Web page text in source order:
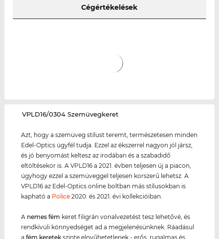
Cégértékelések
‌VPLD16/0304 Szemüvegkeret
Azt, hogy a szemüveg stílust teremt, természetesen minden
Edel-Optics ügyfél tudja. Ezzel az ékszerrel nagyon jól jársz,
és jó benyomást keltesz az irodában és a szabadidő
eltöltésekor is. A VPLD16 a 2021. évben teljesen új a piacon,
úgyhogy ezzel a szemüveggel teljesen korszerű lehetsz. A
VPLD16 az Edel-Optics online boltban más stílusokban is
kapható a Police 2020. és 2021. évi kollekcióiban.
A nemes fém keret filigrán vonalvezetést tesz lehetővé, és
rendkívüli könnyedséget ad a megjelenésünknek. Ráadásul
afém keretek szinte elnyűhetetlenek - erős, rugalmas és